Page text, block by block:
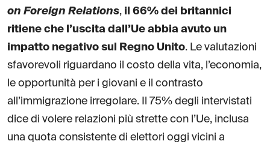
on Foreign Relations, il 66% dei britannici
ritiene che l’uscita dall’Ue abbia avuto un
impatto negativo sul Regno Unito. Le valutazioni
sfavorevoli riguardano il costo della vita, l’economia,
le opportunità per i giovani e il contrasto
all’immigrazione irregolare. Il 75% degli intervistati
dice di volere relazioni più strette con l’Ue, inclusa
una quota consistente di elettori oggi vicini a